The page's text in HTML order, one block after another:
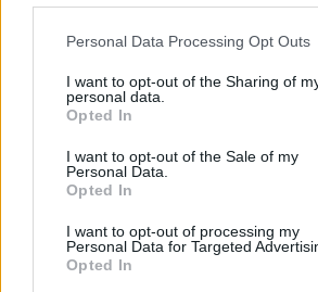
Please note that this website/app uses
not limited to your visit or usage
grant or deny consent to Google and its
use your data for below specified
consent section.
Personal Data Processing Opt Outs
I want to opt-out of the Sharing of
personal data.
Opted In
I want to opt-out of the Sale of my
Personal Data.
Opted In
I want to opt-out of processing my
Personal Data for Targeted
Opted In